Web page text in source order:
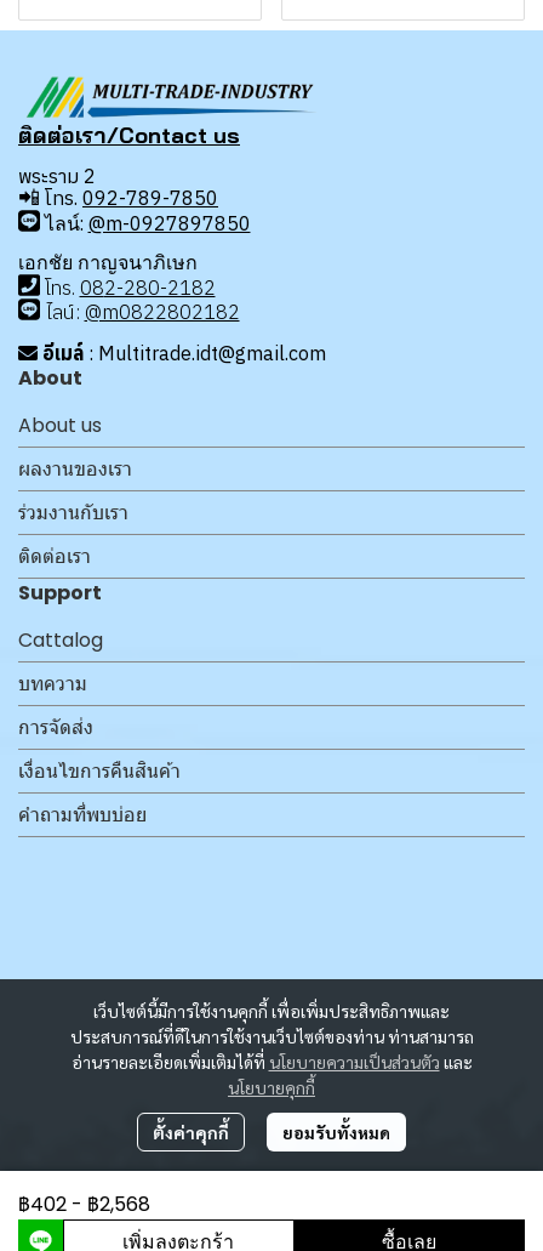
฿402 - ฿2,568
เพิ่มลงตะกร้า ซื้อเลย
เว็บไซต์นี้มีการใช้งานคุกกี้ เพื่อเพิ่มประสิทธิภาพและ
ประสบการณ์ที่ดีในการใช้งานเว็บไซต์ของท่าน ท่านสามารถ
อ่านรายละเอียดเพิ่มเติมได้ที่ นโยบายความเป็นส่วนตัว และ
นโยบายคุกกี้
ตั้งค่าคุกกี้ ยอมรับทั้งหมด
ติดต่อเรา/Contact us
พระราม 2
📲 โทร. 092-789-7850
ไลน์: @m-0927897850
เอกชัย กาญจนาภิเษก
โทร. 082-280-2182
ไลน์: @m0822802182
อีเมล์ : Multitrade.idt@gmail.com
About
About us
ผลงานของเรา
ร่วมงานกับเรา
ติดต่อเรา
Support
Cattalog
บทความ
การจัดส่ง
เงื่อนไขการคืนสินค้า
คำถามที่พบบ่อย
ผู้เข้าชมวันนี้3,404